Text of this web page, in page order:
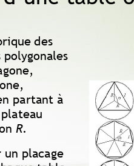
des
polygonales
partant à
R.
un placage